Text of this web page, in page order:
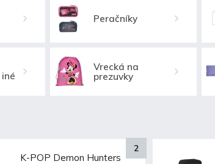
Peračníky
Vrecká na
prezuvky
K-POP Demon Hunters